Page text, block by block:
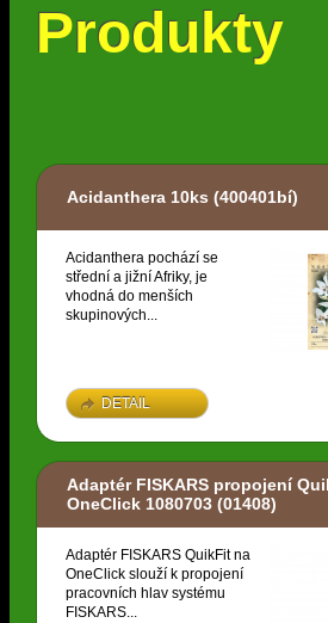
Produkty
Acidanthera 10ks (400401bí)
Acidanthera pochází se
střední a jižní Afriky, je
vhodná do menších
skupinových...
DETAIL
Adaptér FISKARS propojení
OneClick 1080703 (01408)
Adaptér FISKARS QuikFit na
OneClick slouží k propojení
pracovních hlav systému
FISKARS...